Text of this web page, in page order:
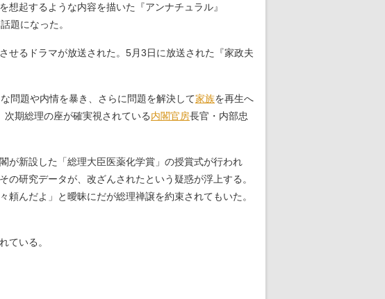
を想起するような内容を描いた『アンナチュラル』
題になった。
るドラマが放送された。5月3日に放送された『家政夫
問題や内情を暴き、さらに問題を解決して家族を再生へ
期総理の座が確実視されている内閣官房長官・内部忠
が新設した「総理大臣医薬化学賞」の授賞式が行われ
研究データが、改ざんされたという疑惑が浮上する。
んだよ」と曖昧にだが総理禅譲を約束されてもいた。
ている。